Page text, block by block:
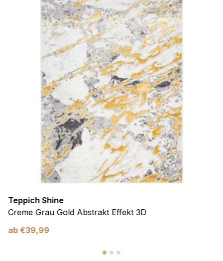
Teppich Shine
Creme Grau Gold Abstrakt Effekt 3D
ab €39,99